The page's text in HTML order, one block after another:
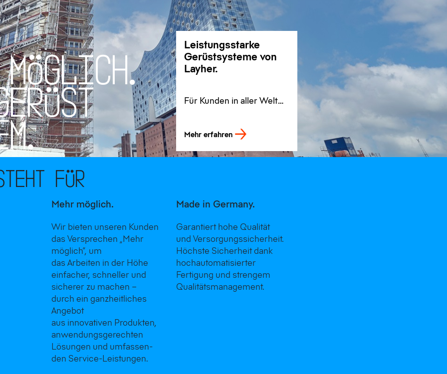
MÖGLICH.
ERÜST
M.
Leistungsstarke
Gerüstsysteme von
Layher.
Für Kunden in aller Welt
Mehr erfahren
steht für
Mehr möglich.
Wir bieten unseren Kunden
das Versprechen „Mehr
möglich“, um
das Arbeiten in der Höhe
einfacher, schneller und
sicherer zu machen –
durch ein ganzheitliches
Angebot
aus innovativen Produkten,
anwen­dungs­gerechten
Lösungen und umfassen­
den Service-Leistungen.
Made in Germany.
Garantiert hohe Qualität
und Versorgungssicherheit.
Höchste Sicherheit dank
hochautomatisierter
Fertigung und strengem
Qualitäts­management.